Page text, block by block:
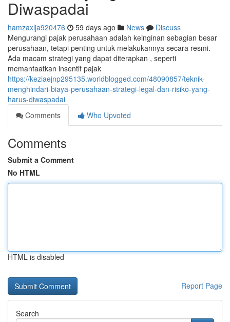
Diwaspadai
hamzaxlja920476 59 days ago News
Discuss
Mengurangi pajak perusahaan adalah keinginan sebagian besar
perusahaan, tetapi penting untuk melakukannya secara resmi.
Ada macam strategi yang dapat diterapkan , seperti
memanfaatkan insentif pajak
https://keziaejnp295135.worldblogged.com/48090857/teknik-
menghindari-biaya-perusahaan-strategi-legal-dan-risiko-yang-
harus-diwaspadai
Comments
Who Upvoted
Comments
Submit a Comment
No HTML
HTML is disabled
Report Page
Search